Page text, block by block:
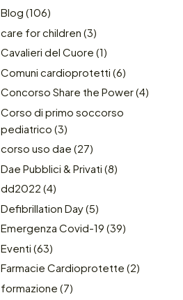
Blog (106)
care for children (3)
Cavalieri del Cuore (1)
Comuni cardioprotetti (6)
Concorso Share the Power(4)
Corso di primo soccorso
pediatrico (3)
corso uso dae (27)
Dae Pubblici & Privati (8)
dd2022 (4)
Defibrillation Day(5)
Emergenza Covid-19 (39)
Eventi (63)
Farmacie Cardioprotette (2)
formazione (7)